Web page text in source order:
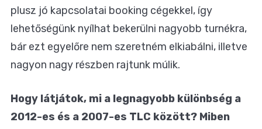
plusz jó kapcsolatai booking cégekkel, így
lehetőségünk nyílhat bekerülni nagyobb turnékra,
bár ezt egyelőre nem szeretném elkiabálni, illetve
nagyon nagy részben rajtunk múlik.
Hogy látjátok, mi a legnagyobb különbség a
2012-es és a 2007-es TLC között? Miben